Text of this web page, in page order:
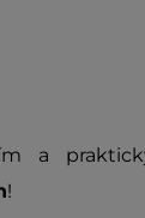
a
!